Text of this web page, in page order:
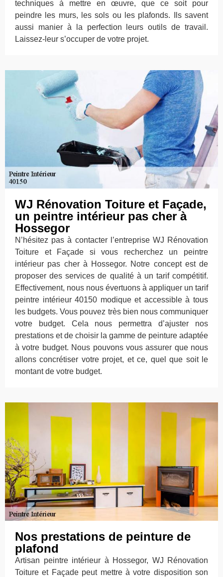
techniques à mettre en œuvre, que ce soit pour
peindre les murs, les sols ou les plafonds. Ils savent
aussi manier à la perfection leurs outils de travail.
Laissez-leur s’occuper de votre projet.
WJ Rénovation Toiture et Façade,
un peintre intérieur pas cher à
Hossegor
N’hésitez pas à contacter l’entreprise WJ Rénovation
Toiture et Façade si vous recherchez un peintre
intérieur pas cher à Hossegor. Notre concept est de
proposer des services de qualité à un tarif compétitif.
Effectivement, nous nous évertuons à appliquer un tarif
peintre intérieur 40150 modique et accessible à tous
les budgets. Vous pouvez très bien nous communiquer
votre budget. Cela nous permettra d’ajuster nos
prestations et de choisir la gamme de peinture adaptée
à votre budget. Nous pouvons vous assurer que nous
allons concrétiser votre projet, et ce, quel que soit le
montant de votre budget.
Nos prestations de peinture de
plafond
Artisan peintre intérieur à Hossegor, WJ Rénovation
Toiture et Façade peut mettre à votre disposition son